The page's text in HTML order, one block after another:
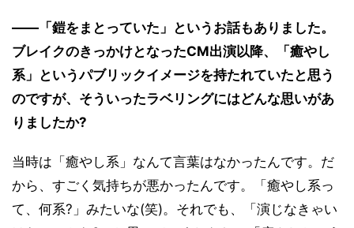
――「鎧をまとっていた」というお話もありました。
ブレイクのきっかけとなったCM出演以降、「癒やし
系」というパブリックイメージを持たれていたと思う
のですが、そういったラベリングにはどんな思いがあ
りましたか?
当時は「癒やし系」なんて言葉はなかったんです。だ
から、すごく気持ちが悪かったんです。「癒やし系っ
て、何系?」みたいな(笑)。それでも、「演じなきゃい